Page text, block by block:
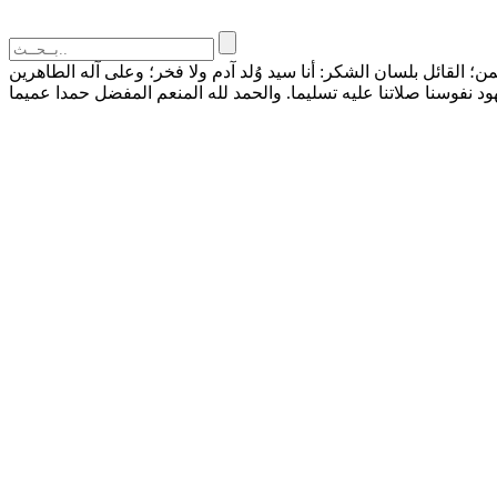
بلسان الشكر: أنا سيد وُلد آدم ولا فخر؛ وعلى آله الطاهرين